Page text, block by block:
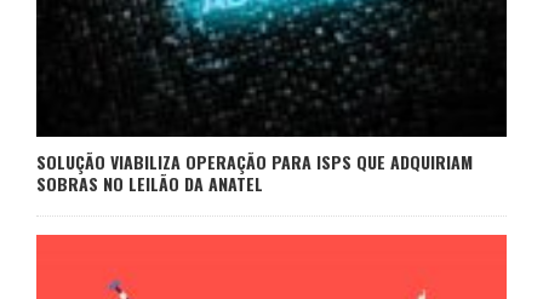
SOLUÇÃO VIABILIZA OPERAÇÃO PARA ISPS QUE ADQUIRIAM
SOBRAS NO LEILÃO DA ANATEL